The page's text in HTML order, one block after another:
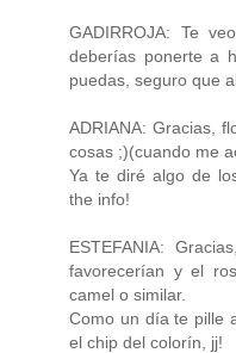
GADIRROJA: Te
deberías ponerte a
puedas, seguro que
ADRIANA: Gracias,
cosas ;)(cuando me
Ya te diré algo de
the info!
ESTEFANIA:
favorecerían y el
camel o similar.
Como un día te pille
el chip del colorín, jj!